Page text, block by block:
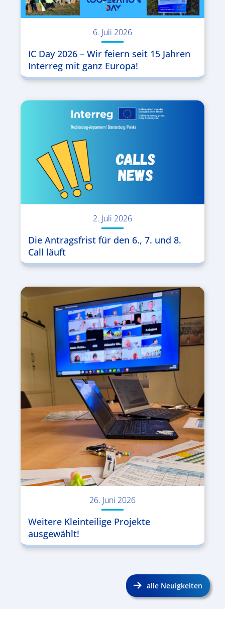
6. Juli 2026
IC Day 2026 – Wir feiern seit 15 Jahren
Interreg mit ganz Europa!
2. Juli 2026
Die Antragsfrist für den 6., 7. und 8.
Call läuft
26. Juni 2026
Weitere Kleinteilige Projekte
ausgewählt!
alle Neuigkeiten